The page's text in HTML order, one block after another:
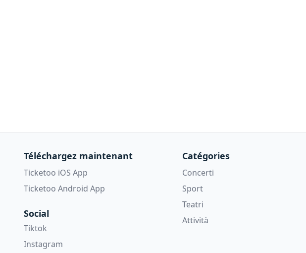
Téléchargez maintenant
Ticketoo iOS App
Ticketoo Android App
Social
Tiktok
Instagram
Catégories
Concerti
Sport
Teatri
Attività